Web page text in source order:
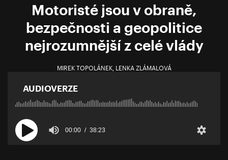
Motoristé jsou v obraně,
bezpečnosti a geopolitice
nejrozumnější z celé vlády
MIREK TOPOLÁNEK, LENKA ZLÁMALOVÁ
AUDIOVERZE
00:00 38:23